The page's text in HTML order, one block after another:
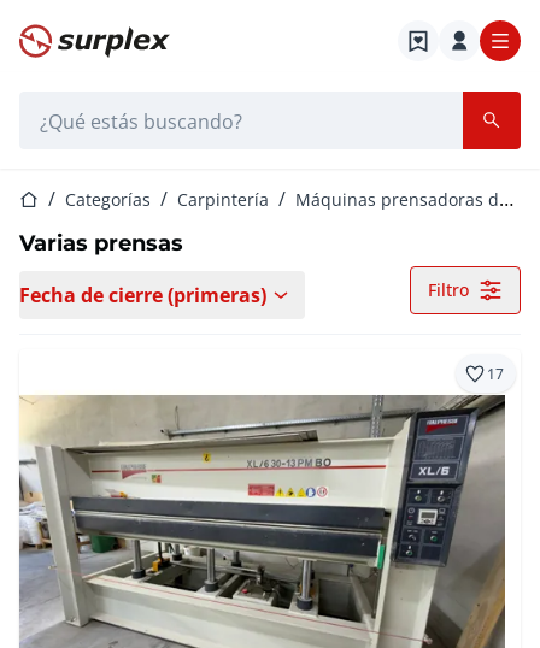
Página de inicio
Página de inicio
Categorías Carpintería Máquinas prensadoras de madera
Varias prensas
Fecha de cierre (primeras) Filtro
17